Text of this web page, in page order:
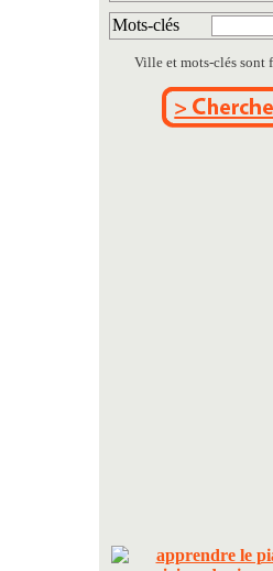
Mots-clés
Ville et mots-clés sont